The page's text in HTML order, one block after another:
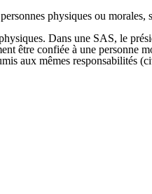
physiques ou
Dans une SAS, le
être confiée à une personne
aux mêmes responsabilités